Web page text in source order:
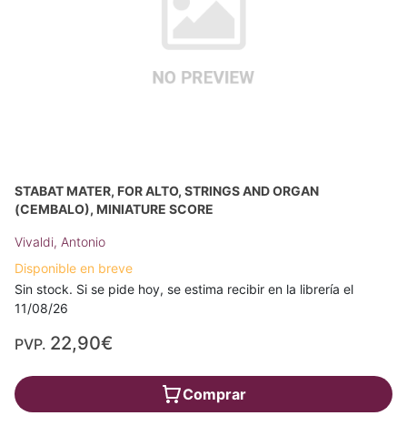
STABAT MATER, FOR ALTO, STRINGS AND ORGAN
(CEMBALO), MINIATURE SCORE
Vivaldi, Antonio
Disponible en breve
Sin stock. Si se pide hoy, se estima recibir en la librería el
11/08/26
PVP. 22,90€
Comprar